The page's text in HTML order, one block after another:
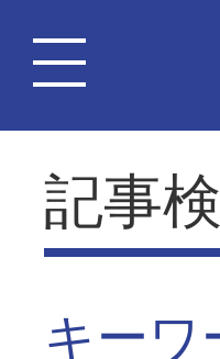
記事
キーワ